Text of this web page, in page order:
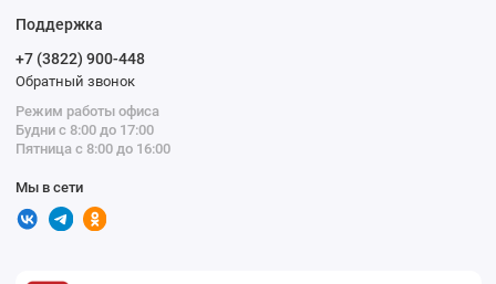
Поддержка
+7 (3822) 900-448
Обратный звонок
Режим работы офиса
Будни с 8:00 до 17:00
Пятница с 8:00 до 16:00
Мы в сети